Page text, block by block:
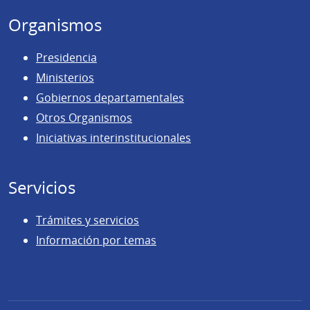
Organismos
Presidencia
Ministerios
Gobiernos departamentales
Otros Organismos
Iniciativas interinstitucionales
Servicios
Trámites y servicios
Información por temas